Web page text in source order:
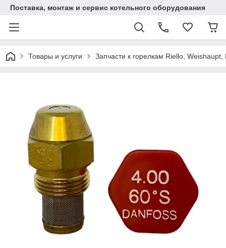
Поставка, монтаж и сервис котельного оборудования
Товары и услуги Запчасти к горелкам Riello,